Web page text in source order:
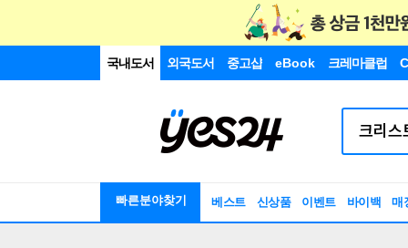
국내도서 외국도서 중고샵 eBook 크레마클럽
빠른분야찾기 베스트 신상품 이벤트 바이백 매